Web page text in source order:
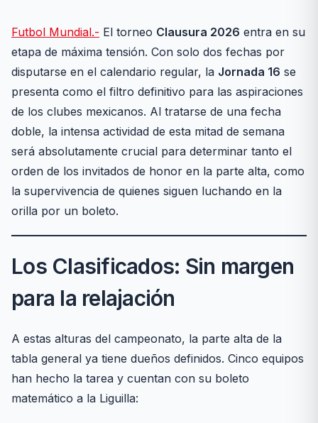
Futbol Mundial.- El torneo Clausura 2026 entra en su
etapa de máxima tensión. Con solo dos fechas por
disputarse en el calendario regular, la Jornada 16 se
presenta como el filtro definitivo para las aspiraciones
de los clubes mexicanos. Al tratarse de una fecha
doble, la intensa actividad de esta mitad de semana
será absolutamente crucial para determinar tanto el
orden de los invitados de honor en la parte alta, como
la supervivencia de quienes siguen luchando en la
orilla por un boleto.
Los Clasificados: Sin margen
para la relajación
A estas alturas del campeonato, la parte alta de la
tabla general ya tiene dueños definidos. Cinco equipos
han hecho la tarea y cuentan con su boleto
matemático a la Liguilla: